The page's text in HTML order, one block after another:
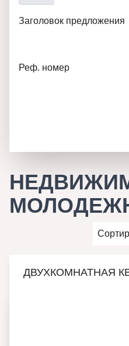
Заголовок предложения
Реф. номер
ДВУХКОМНАТНАЯ